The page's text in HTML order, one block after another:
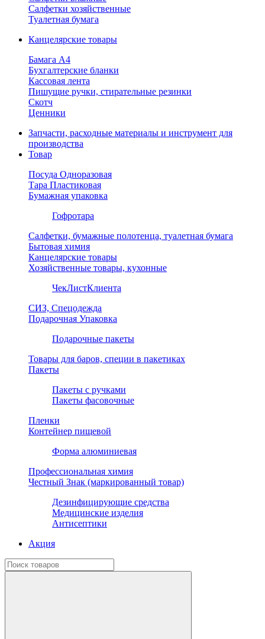
Салфетки хозяйственные
Туалетная бумага
Канцелярские товары
Бамага А4
Бухгалтерские бланки
Кассовая лента
Пишущие ручки, стирательные резинки
Скотч
Ценники
Запчасти, расходные материалы и инструмент для
производства
Товар
Посуда Одноразовая
Тара Пластиковая
Бумажная упаковка
Гофротара
Салфетки, бумажные полотенца, туалетная бумага
Бытовая химия
Канцелярские товары
Хозяйственные товары, кухонные
ЧекЛистКлиента
СИЗ, Спецодежда
Подарочная Упаковка
Подарочные пакеты
Товары для баров, специи в пакетиках
Пакеты
Пакеты с ручками
Пакеты фасовочные
Пленки
Контейнер пищевой
Форма алюминиевая
Профессиональная химия
Честный Знак (маркированный товар)
Дезинфицирующие средства
Медицинские изделия
Антисептики
Акция